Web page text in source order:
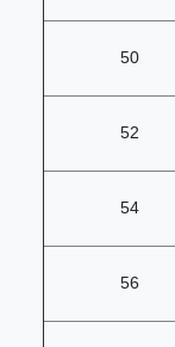
50
52
54
56